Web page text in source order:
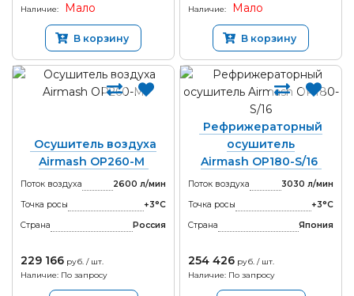
Наличие:
Мало
В корзину
Наличие:
Мало
В корзину
Осушитель воздуха
Airmash OP260-M
Поток воздуха
2600 л/мин
Точка росы
+3°С
Страна
Россия
229 166 руб. / шт.
Наличие: По запросу
Рефрижераторный
осушитель
Airmash OP180-S/16
Поток воздуха
3030 л/мин
Точка росы
+3°С
Страна
Япония
254 426 руб. / шт.
Наличие: По запросу